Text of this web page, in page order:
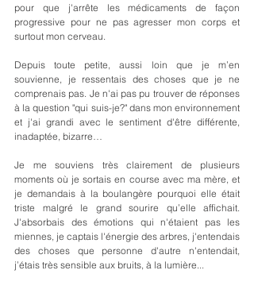
pour que j'arrête les médicaments de façon
progressive pour ne pas agresser mon corps et
surtout mon cerveau.
Depuis toute petite, aussi loin que je m’en
souvienne, je ressentais des choses que je ne
comprenais pas. Je n'ai pas pu trouver de réponses
à la question "qui suis-je?" dans mon environnement
et j'ai grandi avec le sentiment d'être différente,
inadaptée, bizarre…
Je me souviens très clairement de plusieurs
moments où je sortais en course avec ma mère, et
je demandais à la boulangère pourquoi elle était
triste malgré le grand sourire qu’elle affichait.
J'absorbais des émotions qui n'étaient pas les
miennes, je captais l'énergie des arbres, j'entendais
des choses que personne d'autre n'entendait,
j’étais très sensible aux bruits, à la lumière...